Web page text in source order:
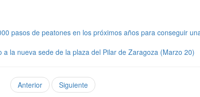
pasos de peatones en los próximos años para conseguir
la nueva sede de la plaza del Pilar de Zaragoza (Marzo 20)
Anterior Siguiente